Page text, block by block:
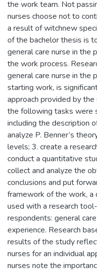
the work team. Not
nurses choose not to
a result of witchnew
of the bachelor thesis is
general care nurse in the
the work process.
general care nurse in the
starting work, is
approach provided by the
the following tasks were
including the description
analyze P. Benner’s
levels; 3. create a
conduct a quantitative
collect and analyze the
conclusions and put
framework of the work, a
used with a research
respondents: general
experience. Research
results of the study
nurses for an individual
nurses note the